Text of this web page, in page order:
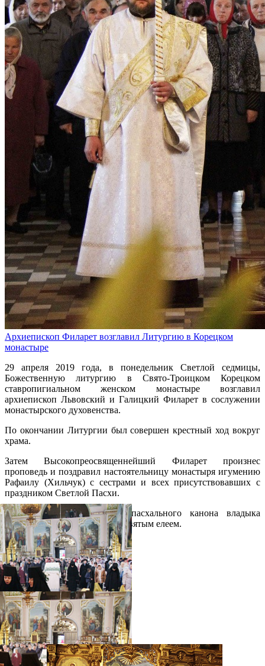
Архиепископ Филарет возглавил Литургию в Корецком
монастыре
29 апреля 2019 года, в понедельник Светлой седмицы,
Божественную литургию в Свято-Троицком Корецком
ставропигиальном женском монастыре возглавил
архиепископ Львовский и Галицкий Филарет в сослужении
монастырского духовенства.
По окончании Литургии был совершен крестный ход вокруг
храма.
Затем Высокопреосвященнейший Филарет произнес
проповедь и поздравил настоятельницу монастыря игумению
Рафаилу (Хильчук) с сестрами и всех присутствовавших с
праздником Светлой Пасхи.
В завершение под пение пасхального канона владыка
Филарет помазал молящихся святым елеем.
Распечатать
Фото